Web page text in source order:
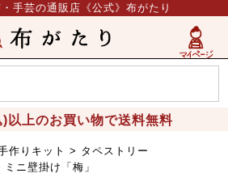
手芸の通販店《公式》布がたり
以上のお買い物で送料無料
作りキット
タペストリー
ニ壁掛け「梅」